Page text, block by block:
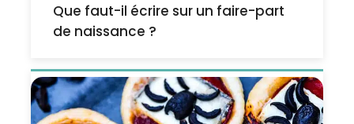
Que faut-il écrire sur un faire-part
de naissance ?